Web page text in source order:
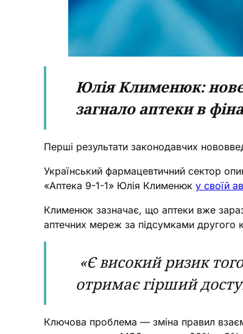
Юлія Клименюк: нове
загнало аптеки в
Перші результати законодавчих
Український фармацевтичний сектор
«Аптека 9-1-1» Юлія Клименюк у своїй
Клименюк зазначає, що аптеки вже зараз
аптечних мереж за підсумками другого
«Є високий ризик
отримає гірший
Ключова проблема — зміна правил